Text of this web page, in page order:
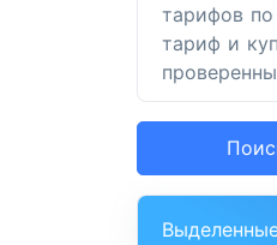
тарифов
тариф и